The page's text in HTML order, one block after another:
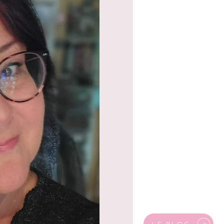
VAT Included